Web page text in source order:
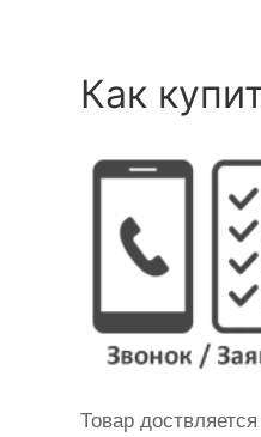
Как
Товар